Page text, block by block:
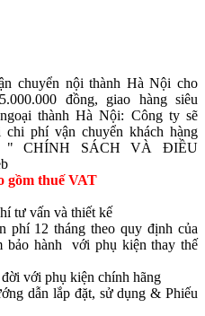
chuyển nội thành Hà Nội cho
đồng, giao hàng siêu
thành Hà Nội: Công ty sẽ
phí vận chuyển khách hàng
" CHÍNH SÁCH VÀ ĐIỀU
gồm thuế VAT
tư vấn và thiết kế
phí 12 tháng theo quy định của
bảo hành với phụ kiện thay thế
với phụ kiện chính hãng
dẫn lắp đặt, sử dụng & Phiếu